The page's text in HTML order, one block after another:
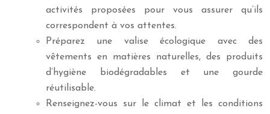
activités proposées pour vous assurer qu’ils
correspondent à vos attentes.
Préparez une valise écologique avec des
vêtements en matières naturelles, des produits
d’hygiène biodégradables et une gourde
réutilisable.
Renseignez-vous sur le climat et les conditions